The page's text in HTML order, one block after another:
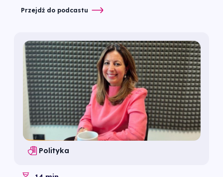
Przejdź do podcastu
Polityka